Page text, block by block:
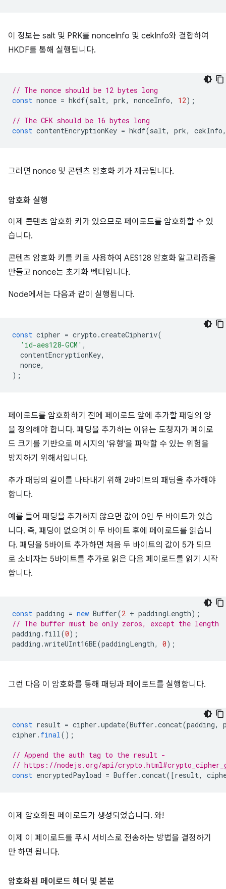
이 정보는 salt 및 PRK를 nonceInfo 및 cekInfo와 결합하여
HKDF를 통해 실행됩니다.
// The nonce should be 12 bytes long
const nonce = hkdf(salt, prk, nonceInfo, 12);
// The CEK should be 16 bytes long
const contentEncryptionKey = hkdf(salt, prk, cekInfo,
그러면 nonce 및 콘텐츠 암호화 키가 제공됩니다.
암호화 실행
이제 콘텐츠 암호화 키가 있으므로 페이로드를 암호화할 수 있
습니다.
콘텐츠 암호화 키를 키로 사용하여 AES128 암호화 알고리즘을
만들고 nonce는 초기화 벡터입니다.
Node에서는 다음과 같이 실행됩니다.
const cipher = crypto .createCipheriv(
'id-aes128-GCM' ,
contentEncryptionKey,
nonce,
);
페이로드를 암호화하기 전에 페이로드 앞에 추가할 패딩의 양
을 정의해야 합니다. 패딩을 추가하는 이유는 도청자가 페이로
드 크기를 기반으로 메시지의 '유형'을 파악할 수 있는 위험을
방지하기 위해서입니다.
추가 패딩의 길이를 나타내기 위해 2바이트의 패딩을 추가해야
합니다.
예를 들어 패딩을 추가하지 않으면 값이 0인 두 바이트가 있습
니다. 즉, 패딩이 없으며 이 두 바이트 후에 페이로드를 읽습니
다. 패딩을 5바이트 추가하면 처음 두 바이트의 값이 5가 되므
로 소비자는 5바이트를 추가로 읽은 다음 페이로드를 읽기 시작
합니다.
const padding = new Buffer(2 + paddingLength);
// The buffer must be only zeros, except the length
padding . fill(0);
padding .writeUInt16BE(paddingLength, 0);
그런 다음 이 암호화를 통해 패딩과 페이로드를 실행합니다.
const result = cipher .update(Buffer .concat(padding,
cipher . final();
// Append the auth tag to the result -
// https://nodejs.org/api/
const encryptedPayload = Buffer .concat([result,
이제 암호화된 페이로드가 생성되었습니다. 와!
이제 이 페이로드를 푸시 서비스로 전송하는 방법을 결정하기
만 하면 됩니다.
암호화된 페이로드 헤더 및 본문